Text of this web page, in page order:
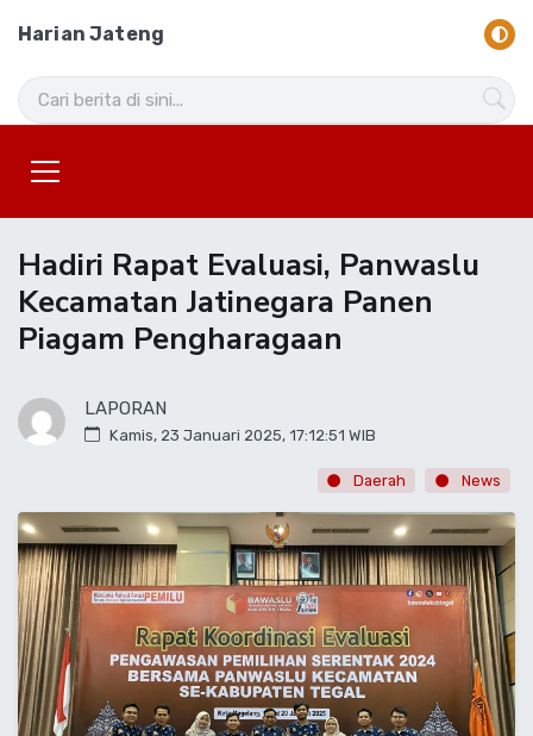
Harian Jateng
Hadiri Rapat Evaluasi, Panwaslu
Kecamatan Jatinegara Panen
Piagam Pengharagaan
LAPORAN
Kamis, 23 Januari 2025, 17:12:51 WIB
Daerah News